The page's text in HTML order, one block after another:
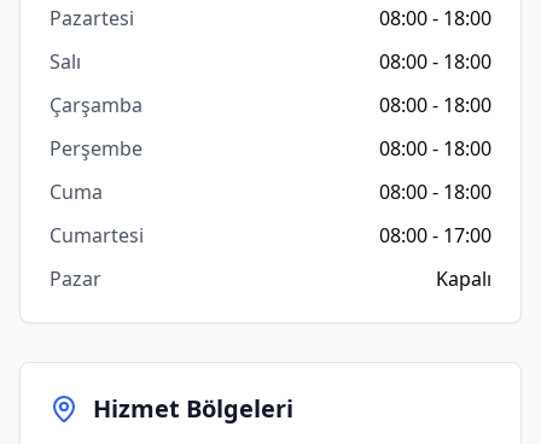
Pazartesi
08:00 - 18:00
Salı
08:00 - 18:00
Çarşamba
08:00 - 18:00
Perşembe
08:00 - 18:00
Cuma
08:00 - 18:00
Cumartesi
08:00 - 17:00
Pazar
Kapalı
Hizmet Bölgeleri